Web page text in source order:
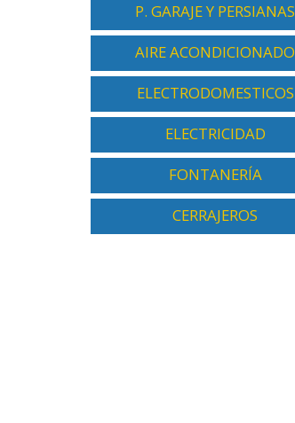
P. GARAJE Y PERSIANAS
AIRE ACONDICIONADO
ELECTRODOMESTICOS
ELECTRICIDAD
FONTANERÍA
CERRAJEROS